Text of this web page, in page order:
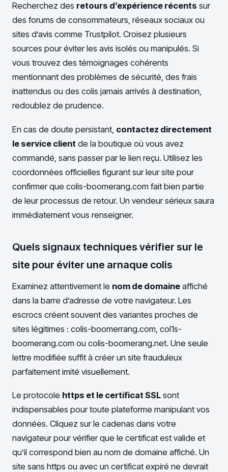
Recherchez des retours d’expérience récents sur
des forums de consommateurs, réseaux sociaux ou
sites d’avis comme Trustpilot. Croisez plusieurs
sources pour éviter les avis isolés ou manipulés. Si
vous trouvez des témoignages cohérents
mentionnant des problèmes de sécurité, des frais
inattendus ou des colis jamais arrivés à destination,
redoublez de prudence.
En cas de doute persistant, contactez directement
le service client de la boutique où vous avez
commandé, sans passer par le lien reçu. Utilisez les
coordonnées officielles figurant sur leur site pour
confirmer que colis-boomerang.com fait bien partie
de leur processus de retour. Un vendeur sérieux saura
immédiatement vous renseigner.
Quels signaux techniques vérifier sur le
site pour éviter une arnaque colis
Examinez attentivement le nom de domaine affiché
dans la barre d’adresse de votre navigateur. Les
escrocs créent souvent des variantes proches de
sites légitimes : colis-boomerrang.com, col1s-
boomerang.com ou colis-boomerang.net. Une seule
lettre modifiée suffit à créer un site frauduleux
parfaitement imité visuellement.
Le protocole https et le certificat SSL sont
indispensables pour toute plateforme manipulant vos
données. Cliquez sur le cadenas dans votre
navigateur pour vérifier que le certificat est valide et
qu’il correspond bien au nom de domaine affiché. Un
site sans https ou avec un certificat expiré ne devrait